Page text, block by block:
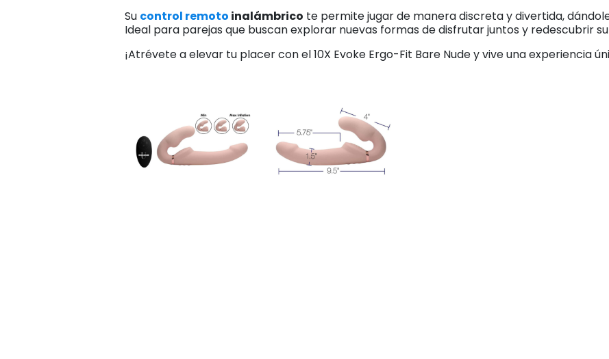
Su control remoto inalámbrico te permite jugar de manera discreta y divertida,
Ideal para parejas que buscan explorar nuevas formas de disfrutar juntos y redescubrir
¡Atrévete a elevar tu placer con el 10X Evoke Ergo-Fit Bare Nude y vive una experiencia